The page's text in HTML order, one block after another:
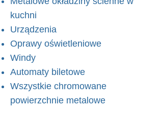
kuchni
Urządzenia
Oprawy oświetleniowe
Windy
Automaty biletowe
Wszystkie chromowane
powierzchnie metalowe